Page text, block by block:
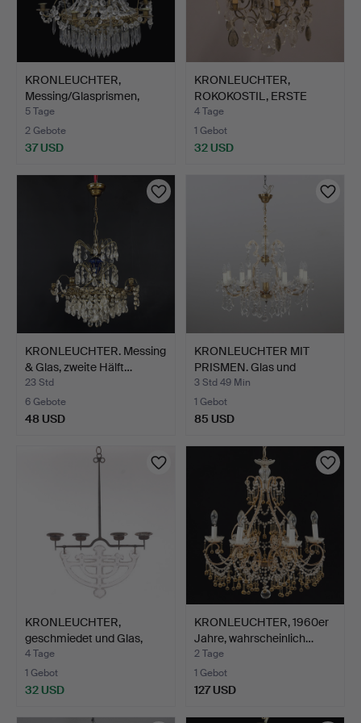
KRONLEUCHTER,
Messing/Glasprismen,
Mitte d…
5 Tage
2 Gebote
37 USD
KRONLEUCHTER,
ROKOKOSTIL, ERSTE
HÄLFTE DES…
4 Tage
1 Gebot
32 USD
KRONLEUCHTER. Messing
& Glas, zweite Hälft…
23 Std
6 Gebote
48 USD
KRONLEUCHTER MIT
PRISMEN. Glas und
bronzie…
3 Std 49 Min
1 Gebot
85 USD
KRONLEUCHTER,
geschmiedet und Glas,
vermut…
4 Tage
1 Gebot
32 USD
KRONLEUCHTER, 1960er
Jahre, wahrscheinlich…
2 Tage
1 Gebot
127 USD